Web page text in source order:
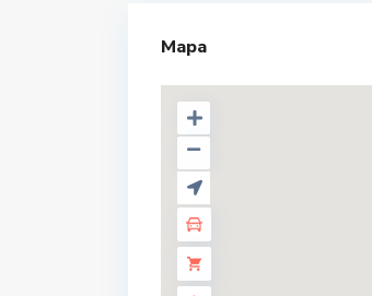
Mapa